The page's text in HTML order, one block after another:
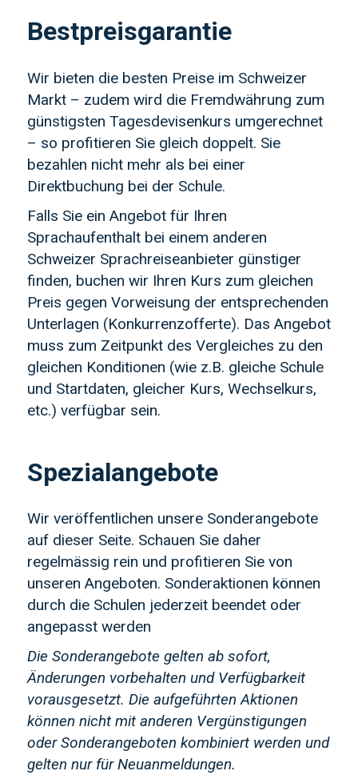
Bestpreisgarantie
Wir bieten die besten Preise im Schweizer
Markt – zudem wird die Fremdwährung zum
günstigsten Tagesdevisenkurs umgerechnet
– so profitieren Sie gleich doppelt. Sie
bezahlen nicht mehr als bei einer
Direktbuchung bei der Schule.
Falls Sie ein Angebot für Ihren
Sprachaufenthalt bei einem anderen
Schweizer Sprachreiseanbieter günstiger
finden, buchen wir Ihren Kurs zum gleichen
Preis gegen Vorweisung der entsprechenden
Unterlagen (Konkurrenzofferte). Das Angebot
muss zum Zeitpunkt des Vergleiches zu den
gleichen Konditionen (wie z.B. gleiche Schule
und Startdaten, gleicher Kurs, Wechselkurs,
etc.) verfügbar sein.
Spezialangebote
Wir veröffentlichen unsere Sonderangebote
auf dieser Seite. Schauen Sie daher
regelmässig rein und profitieren Sie von
unseren Angeboten. Sonderaktionen können
durch die Schulen jederzeit beendet oder
angepasst werden
Die Sonderangebote gelten ab sofort,
Änderungen vorbehalten und Verfügbarkeit
vorausgesetzt. Die aufgeführten Aktionen
können nicht mit anderen Vergünstigungen
oder Sonderangeboten kombiniert werden und
gelten nur für Neuanmeldungen.